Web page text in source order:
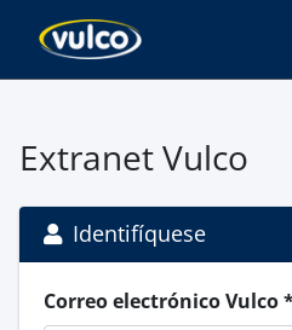
Extranet Vulco
Identifíquese
Correo electrónico Vulco